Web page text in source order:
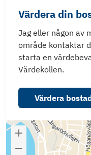
Värdera din
Jag eller någon av
område kontaktar
starta en
Värdekollen.
Värdera